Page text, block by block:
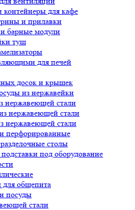
для кафе
и прилавки
барные модули
туш
для печей
досок и крышек
из нержавейки
нержавеющей стали
нержавеющей стали
нержавеющей стали
перфорированные
столы
под оборудование
общепита
посуды
стали